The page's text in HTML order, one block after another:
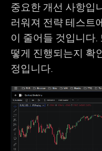
중요한 개선 사항입
러워져 전략 테스트
이 줄어들 것입니다
떻게 진행되는지 확
정입니다.